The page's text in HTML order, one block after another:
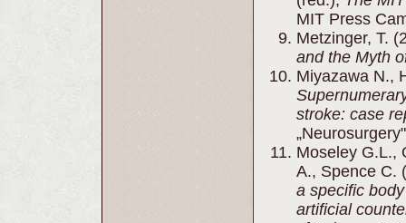
MIT Press
Metzinger, T.
and the Myth
Miyazawa N.,
stroke: case
Moseley G.L.,
A., Spence C.
a specific
artificial